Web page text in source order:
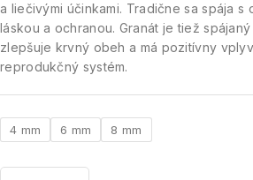
a liečivými účinkami. Tradične sa spája s
láskou a ochranou. Granát je tiež
zlepšuje krvný obeh a má pozitívny
reprodukčný systém.
4 mm 6 mm 8 mm